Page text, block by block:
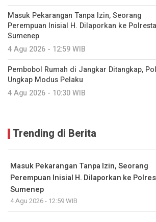
Masuk Pekarangan Tanpa Izin, Seorang
Perempuan Inisial H. Dilaporkan ke Polresta
Sumenep
4 Agu 2026 - 12:59 WIB
Pembobol Rumah di Jangkar Ditangkap,
Ungkap Modus Pelaku
4 Agu 2026 - 10:30 WIB
Trending di Berita
Masuk Pekarangan Tanpa Izin, Seorang
Perempuan Inisial H. Dilaporkan ke
Sumenep
4 Agu 2026 - 12:59 WIB